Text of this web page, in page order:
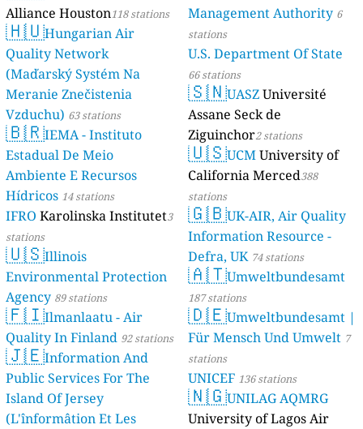
Alliance Houston118 stations
🇭🇺Hungarian Air
Quality Network
(Maďarský Systém Na
Meranie Znečistenia
Vzduchu) 63 stations
🇧🇷IEMA - Instituto
Estadual De Meio
Ambiente E Recursos
Hídricos 14 stations
IFRO Karolinska Institutet3
stations
🇺🇸Illinois
Environmental Protection
Agency 89 stations
🇫🇮Ilmanlaatu - Air
Quality In Finland 92 stations
🇯🇪Information And
Public Services For The
Island Of Jersey
(L'înformâtion Et Les
Management Authority 6
stations
U.S. Department Of State
66 stations
🇸🇳UASZUniversité
Assane Seck de
Ziguinchor2 stations
🇺🇸UCMUniversity of
California Merced388
stations
🇬🇧UK-AIR, Air Quality
Information Resource -
Defra, UK 74 stations
🇦🇹Umweltbundesamt
187 stations
🇩🇪Umweltbundesamt |
Für Mensch Und Umwelt 7
stations
UNICEF 136 stations
🇳🇬UNILAG AQMRG
University of Lagos Air